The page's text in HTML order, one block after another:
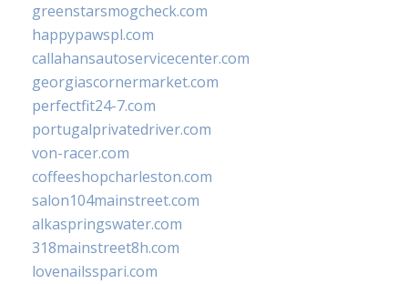
greenstarsmogcheck.com
happypawspl.com
callahansautoservicecenter.com
georgiascornermarket.com
perfectfit24-7.com
portugalprivatedriver.com
von-racer.com
coffeeshopcharleston.com
salon104mainstreet.com
alkaspringswater.com
318mainstreet8h.com
lovenailsspari.com